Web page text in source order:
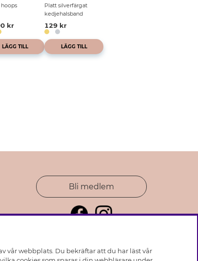
hoops
kr
LÄGG TILL
Platt silverfärgat
kedjehalsband
129 kr
LÄGG TILL
Bli medlem
vår webbplats. Du bekräftar att du har läst vår